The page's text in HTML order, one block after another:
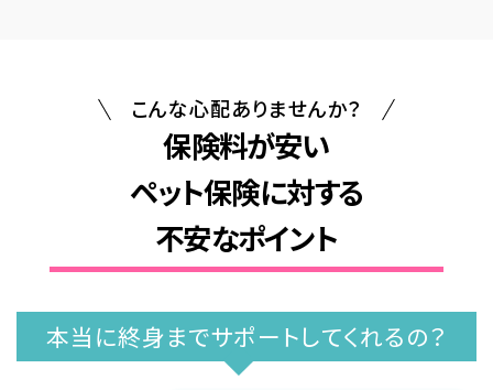
こんな心配ありませんか？
保険料が安い
ペット保険に対する
不安なポイント
本当に終身までサポートしてくれるの？